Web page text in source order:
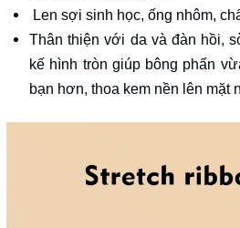
Len sợi sinh học, ống nhôm,
Thân thiện với da và đàn hồi,
kế hình tròn giúp bông phấn
bạn hơn, thoa kem nền lên mặt